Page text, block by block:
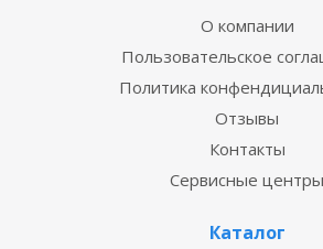
О компании
Пользовательское
Политика
Отзывы
Контакты
Сервисные центры
Каталог